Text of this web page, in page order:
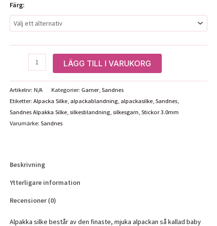
Färg:
Alpakka
Silke
mängd
LÄGG TILL I VARUKORG
Artikelnr: N/A Kategorier: Garner, Sandnes
Etiketter: Alpacka Silke, alpackablandning, alpackasilke, Sandnes,
Sandnes Alpakka Silke, silkesblandning, silkesgarn, Stickor 3.0mm
Varumärke: Sandnes
Beskrivning
Ytterligare information
Recensioner (0)
Alpakka silke består av den finaste, mjuka alpackan så kallad baby